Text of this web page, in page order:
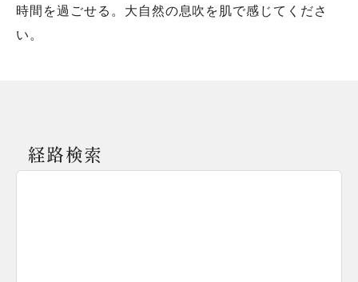
時間を過ごせる。大自然の息吹を肌で感じてくださ
い。
経路検索